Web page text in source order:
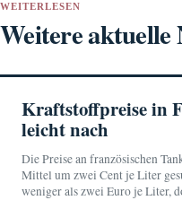
WEITERLESEN
Weitere aktuelle
Kraftstoffpreise in
leicht nach
Die Preise an französischen
Mittel um zwei Cent je Liter
weniger als zwei Euro je Liter,